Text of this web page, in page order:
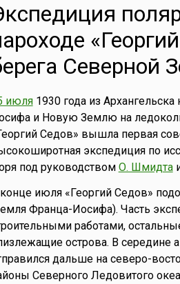
Северной
июля1930 года из
и Новую Землю на
Седов» вышла первая
экспедиция по
под руководством О. Шмидта
июля «Георгий Седов»
Франца-Иосифа). Часть
работами,
острова. В середине
дальше на северо-
Северного Ледовитого